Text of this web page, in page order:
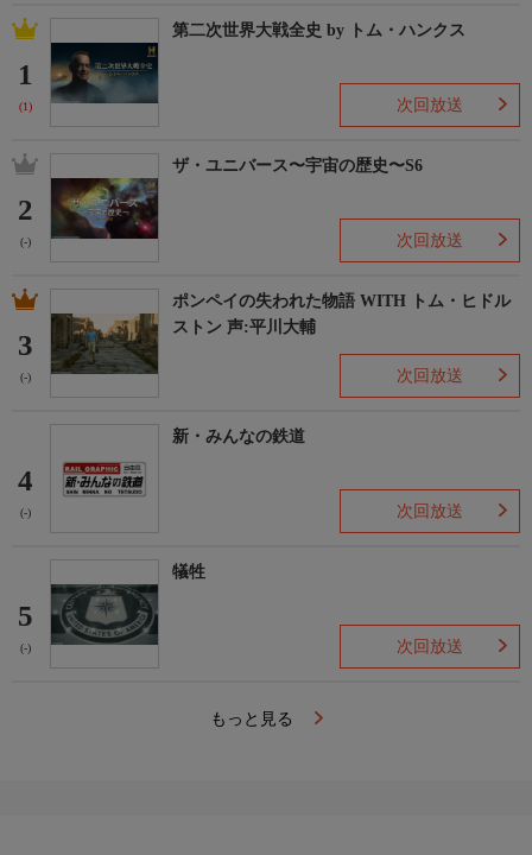
1
(1)
第二次世界大戦全史 by トム・ハンクス
次回放送
2
(-)
ザ・ユニバース〜宇宙の歴史〜S6
次回放送
3
(-)
ポンペイの失われた物語 WITH トム・ヒドル
ストン 声:平川大輔
次回放送
4
(-)
新・みんなの鉄道
次回放送
5
(-)
犠牲
次回放送
もっと見る